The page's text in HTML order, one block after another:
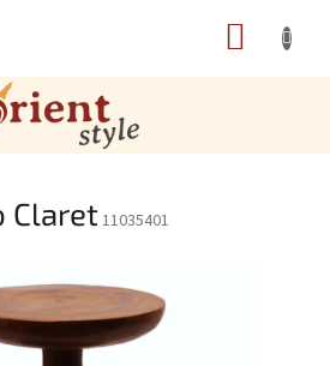
Claret11035401